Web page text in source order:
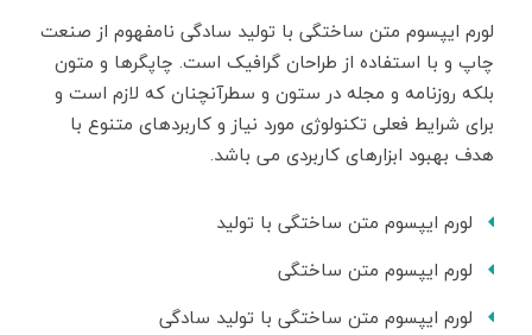
لورم ایپسوم متن ساختگی با تولید سادگی نامفهوم از صنعت
چاپ و با استفاده از طراحان گرافیک است. چاپگرها و متون
بلکه روزنامه و مجله در ستون و سطرآنچنان که لازم است و
برای شرایط فعلی تکنولوژی مورد نیاز و کاربردهای متنوع با
هدف بهبود ابزارهای کاربردی می باشد.
لورم ایپسوم متن ساختگی با تولید
لورم ایپسوم متن ساختگی
لورم ایپسوم متن ساختگی با تولید سادگی